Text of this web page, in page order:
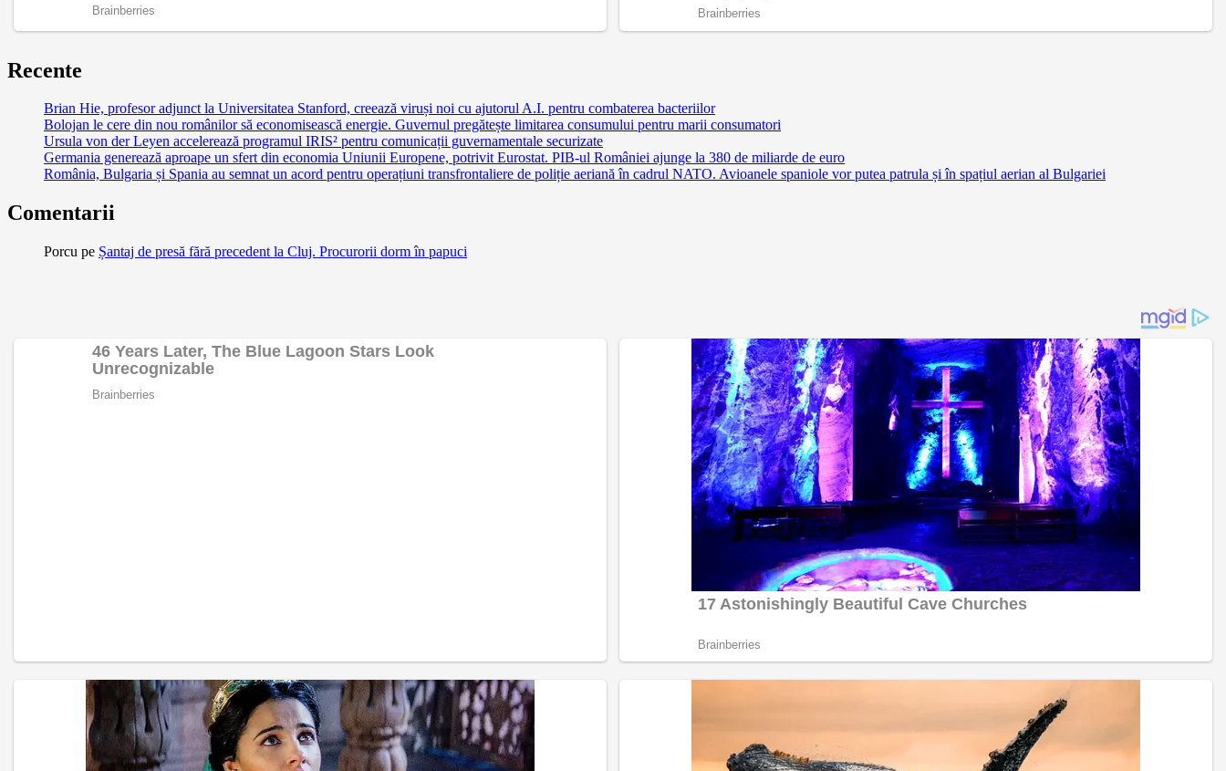
Recente
Brian Hie, profesor adjunct la Universitatea Stanford, creează viruși noi cu ajutorul A.I. pentru combaterea bacteriilor
Bolojan le cere din nou românilor să economisească energie. Guvernul pregătește limitarea consumului pentru marii consumatori
Ursula von der Leyen accelerează programul IRIS² pentru comunicații guvernamentale securizate
Germania generează aproape un sfert din economia Uniunii Europene, potrivit Eurostat. PIB-ul României ajunge la 380 de miliarde de euro
România, Bulgaria și Spania au semnat un acord pentru operațiuni transfrontaliere de poliție aeriană în cadrul NATO. Avioanele spaniole vor putea patrula și în spațiul aerian al Bulgariei
Comentarii
Porcu pe Șantaj de presă fără precedent la Cluj. Procurorii dorm în papuci